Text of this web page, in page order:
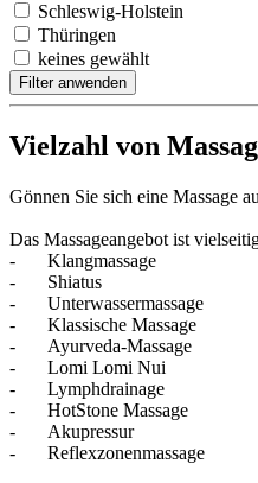
Schleswig-Holstein
Thüringen
keines gewählt
Filter anwenden
Vielzahl von
Gönnen Sie sich eine Massage
Das Massageangebot ist
-
Klangmassage
-
Shiatus
-
Unterwassermassage
-
Klassische Massage
-
Ayurveda-Massage
-
Lomi Lomi Nui
-
Lymphdrainage
-
HotStone Massage
-
Akupressur
-
Reflexzonenmassage